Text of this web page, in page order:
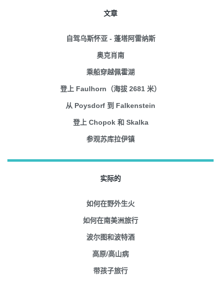
文章
自驾乌斯怀亚 - 蓬塔阿雷纳斯
奥克肖南
乘船穿越佩霍湖
登上 Faulhorn（海拔 2681 米）
从 Poysdorf 到 Falkenstein
登上 Chopok 和 Skalka
参观苏库拉伊镇
实际的
如何在野外生火
如何在南美洲旅行
波尔图和波特酒
高原/高山病
带孩子旅行